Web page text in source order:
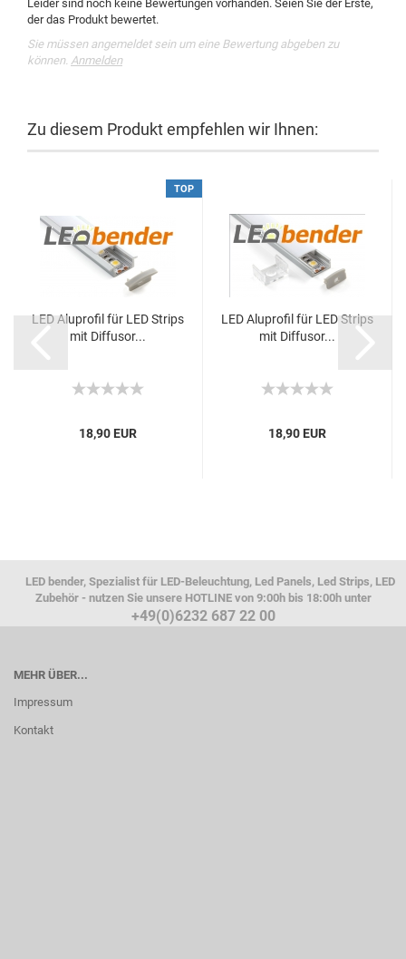
Leider sind noch keine Bewertungen vorhanden. Seien Sie der Erste,
der das Produkt bewertet.
Sie müssen angemeldet sein um eine Bewertung abgeben zu
können. Anmelden
Zu diesem Produkt empfehlen wir Ihnen:
TOP
LED Aluprofil für LED Strips
mit Diffusor...
18,90 EUR
LED Aluprofil für LED Strips
mit Diffusor...
18,90 EUR
LED bender, Spezialist für LED-Beleuchtung, Led Panels, Led Strips, LED
Zubehör - nutzen Sie unsere HOTLINE von 9:00h bis 18:00h unter
+49(0)6232 687 22 00
MEHR ÜBER...
Impressum
Kontakt